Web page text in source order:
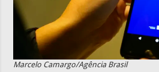
Marcelo Camargo/Agência Brasil